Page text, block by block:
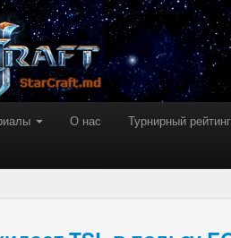
О нас Турнирный рейтинг